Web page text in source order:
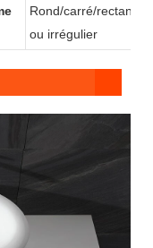
Rond/carré/
ou irrégulier